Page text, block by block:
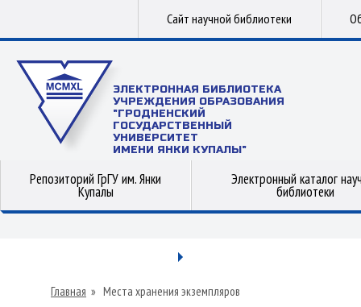
Сайт научной библиотеки
ЭЛЕКТРОННАЯ БИБЛИОТЕКА
УЧРЕЖДЕНИЯ ОБРАЗОВАНИЯ
"ГРОДНЕНСКИЙ
ГОСУДАРСТВЕННЫЙ
УНИВЕРСИТЕТ
ИМЕНИ ЯНКИ КУПАЛЫ"
Репозиторий ГрГУ им. Янки
Купалы
Электронный каталог
библиотеки
Главная » Места хранения экземпляров